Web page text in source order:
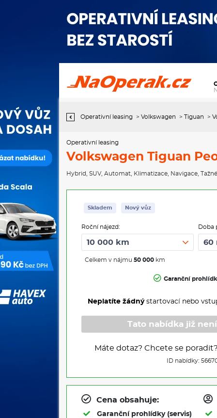
Operativní leasing Volkswagen Tiguan People 1,5 eTSI 110 kW
mHEV
Operativní leasing > Volkswagen > Tiguan >
Operativní leasing
Volkswagen Tiguan
Hybrid SUV, Automat Klimatizace Navigace
Skladem Nový vůz
Roční nájezd:
Celkem v nájmu 50 000 km
Doba
Garanční
Neplatíte žádnýstartovací nebo
Tato nabídka již
Máte dotaz? Chcete se poradit?
ID nabídky:
Cena obsahuje:
Garanční prohlídky (servis)